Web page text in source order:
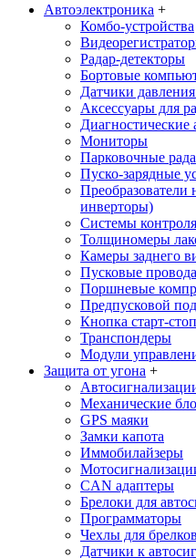
Автоэлектроника +
Комбо-устройства
Радар-детекторы
Бортовые
Датчики
Аксессуары для
Диагностические
Мониторы
Парковочные
Пуско-зарядные
инверторы)
Системы
Толщиномеры
Камеры заднего
Пусковые провода
Поршневые
Предпусковой
Кнопка старт-стоп
Транспондеры
Модули
Защита от угона +
Механические
GPS маяки
Замки капота
Иммобилайзеры
CAN адаптеры
Брелоки для
Программаторы
Чехлы для брелков
Датчики к